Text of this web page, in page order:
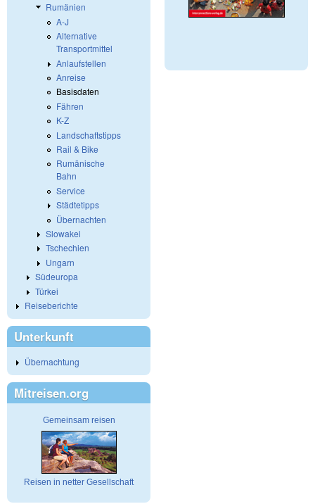
Rumänien
A-J
Alternative
Transportmittel
Anlaufstellen
Anreise
Basisdaten
Fähren
K-Z
Landschaftstipps
Rail & Bike
Rumänische
Bahn
Service
Städtetipps
Übernachten
Slowakei
Tschechien
Ungarn
Südeuropa
Türkei
Reiseberichte
Unterkunft
Übernachtung
Mitreisen.org
Gemeinsam reisen
Reisen in netter Gesellschaft